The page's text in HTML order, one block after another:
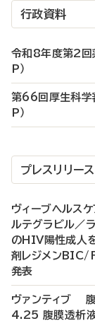
行政資料
令和8年度第2回
P）
第66回厚生科学
P）
プレスリリース
ヴィーブヘルスケ
ルテグラビル／
のHIV陽性成人
剤レジメンBIC/
発表
ヴァンティブ 腹
4.25 腹膜透析液